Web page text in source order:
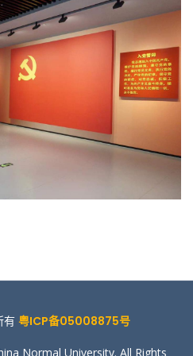
有 粤ICP备05008875号
Normal University. All Rights